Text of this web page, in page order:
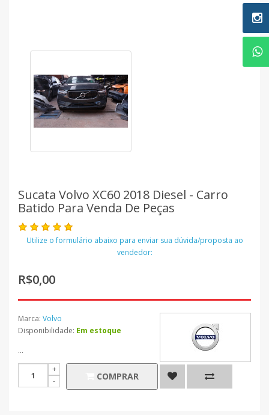
Sucata Volvo XC60 2018 Diesel - Carro
Batido Para Venda De Peças
Utilize o formulário abaixo para enviar sua dúvida/proposta ao
vendedor:
R$0,00
Marca: Volvo
Disponibilidade: Em estoque
...
COMPRAR